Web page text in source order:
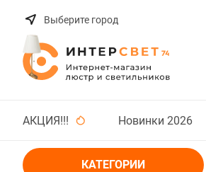
Выберите город
АКЦИЯ!!! Новинки 2026
КАТЕГОРИИ